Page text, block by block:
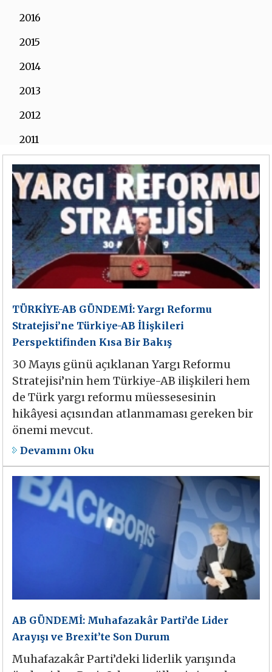
2016
2015
2014
2013
2012
2011
2010
2009
2007
2006
TÜRKİYE-AB GÜNDEMİ: Yargı Reformu
Stratejisi’ne Türkiye-AB İlişkileri
Perspektifinden Kısa Bir Bakış
30 Mayıs günü açıklanan Yargı Reformu
Stratejisi’nin hem Türkiye-AB ilişkileri hem
de Türk yargı reformu müessesesinin
hikâyesi açısından atlanmaması gereken bir
önemi mevcut.
Devamını Oku
AB GÜNDEMİ: Muhafazakâr Parti’de Lider
Arayışı ve Brexit’te Son Durum
Muhafazakâr Parti’deki liderlik yarışında